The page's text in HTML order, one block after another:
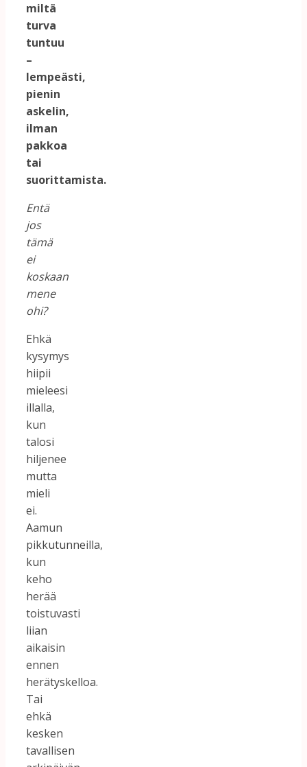
miltä
turva
tuntuu
–
lempeästi,
pienin
askelin,
ilman
pakkoa
tai
suorittamista.
Entä
jos
tämä
ei
koskaan
mene
ohi?
Ehkä
kysymys
hiipii
mieleesi
illalla,
kun
talosi
hiljenee
mutta
mieli
ei.
Aamun
pikkutunneilla,
kun
keho
herää
toistuvasti
liian
aikaisin
ennen
herätyskelloa.
Tai
ehkä
kesken
tavallisen